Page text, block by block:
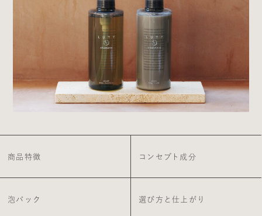
商品特徴 コンセプト成分
泡パック 選び方と仕上がり